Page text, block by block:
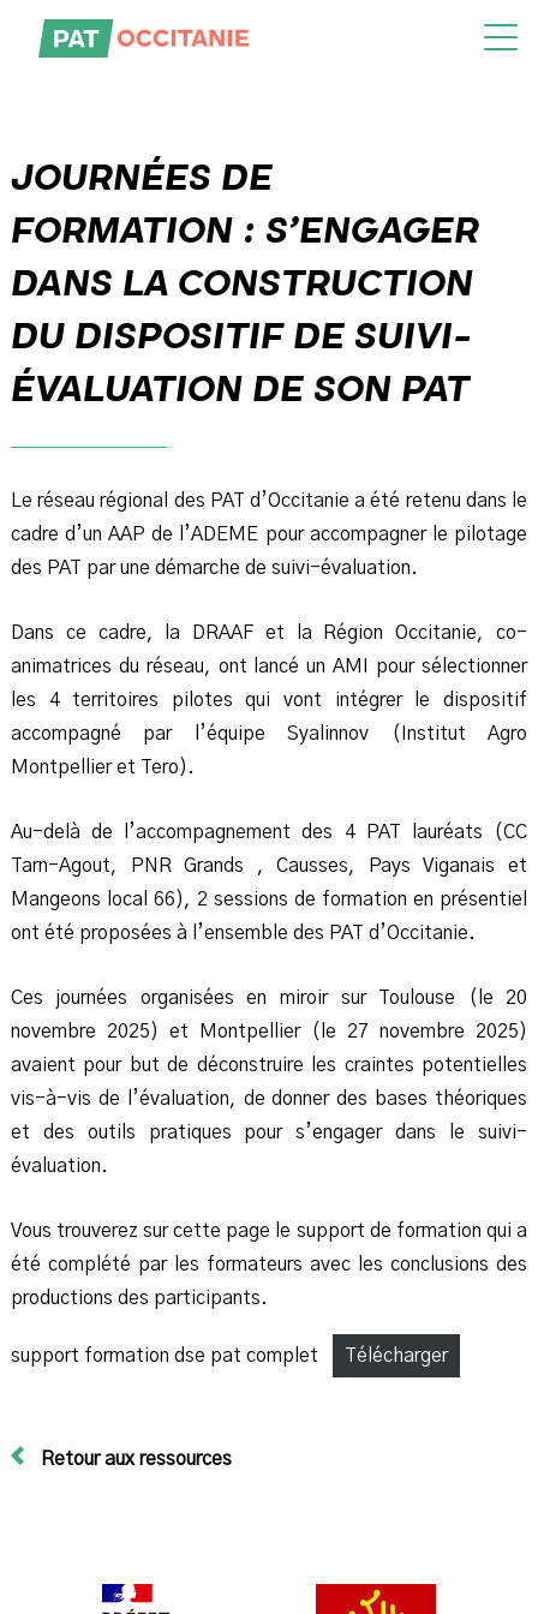
JOURNÉES DE
FORMATION : S’ENGAGER
DANS LA CONSTRUCTION
DU DISPOSITIF DE SUIVI-
ÉVALUATION DE SON PAT
Le réseau régional des PAT d’Occitanie a été retenu dans le
cadre d’un AAP de l’ADEME pour accompagner le pilotage
des PAT par une démarche de suivi-évaluation.
Dans ce cadre, la DRAAF et la Région Occitanie, co-
animatrices du réseau, ont lancé un AMI pour sélectionner
les 4 territoires pilotes qui vont intégrer le dispositif
accompagné par l’équipe Syalinnov (Institut Agro
Montpellier et Tero).
Au-delà de l’accompagnement des 4 PAT lauréats (CC
Tarn-Agout, PNR Grands , Causses, Pays Viganais et
Mangeons local 66), 2 sessions de formation en présentiel
ont été proposées à l’ensemble des PAT d’Occitanie.
Ces journées organisées en miroir sur Toulouse (le 20
novembre 2025) et Montpellier (le 27 novembre 2025)
avaient pour but de déconstruire les craintes potentielles
vis-à-vis de l’évaluation, de donner des bases théoriques
et des outils pratiques pour s’engager dans le suivi-
évaluation.
Vous trouverez sur cette page le support de formation qui a
été complété par les formateurs avec les conclusions des
productions des participants.
support formation dse pat complet Télécharger
Retour aux ressources